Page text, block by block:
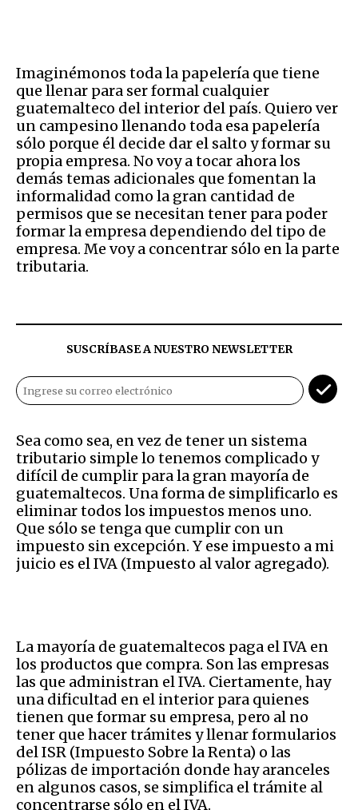
Imaginémonos toda la papelería que tiene
que llenar para ser formal cualquier
guatemalteco del interior del país. Quiero ver
un campesino llenando toda esa papelería
sólo porque él decide dar el salto y formar su
propia empresa. No voy a tocar ahora los
demás temas adicionales que fomentan la
informalidad como la gran cantidad de
permisos que se necesitan tener para poder
formar la empresa dependiendo del tipo de
empresa. Me voy a concentrar sólo en la parte
tributaria.
SUSCRÍBASE A NUESTRO NEWSLETTER
Sea como sea, en vez de tener un sistema
tributario simple lo tenemos complicado y
difícil de cumplir para la gran mayoría de
guatemaltecos. Una forma de simplificarlo es
eliminar todos los impuestos menos uno.
Que sólo se tenga que cumplir con un
impuesto sin excepción. Y ese impuesto a mi
juicio es el IVA (Impuesto al valor agregado).
La mayoría de guatemaltecos paga el IVA en
los productos que compra. Son las empresas
las que administran el IVA. Ciertamente, hay
una dificultad en el interior para quienes
tienen que formar su empresa, pero al no
tener que hacer trámites y llenar formularios
del ISR (Impuesto Sobre la Renta) o las
pólizas de importación donde hay aranceles
en algunos casos, se simplifica el trámite al
concentrarse sólo en el IVA.